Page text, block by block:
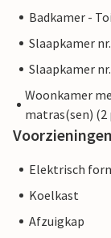
Badkamer -
Slaapkamer
Slaapkamer
Woonkamer
matras(sen) (2
Voorzieningen
Elektrisch
Koelkast
Afzuigkap